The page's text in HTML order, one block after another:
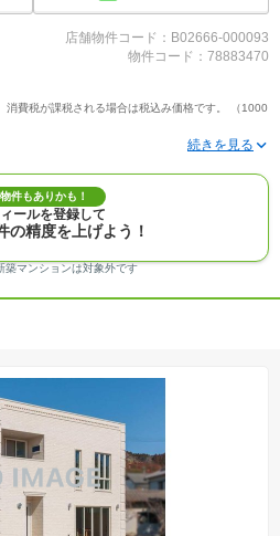
店舗物件コード：B02666-000093
物件コード：78883470
費税が課税される場合は税込み価格です。 （1000
間取り図に描かれている家具や車などは、特にコ
含まれません。
前に最終確認した情報です。
実際のものとは多少異なることがあります。
ョールームの画像の場合、今回販売の物件と異な
なる場合があります。
の住戸に該当しない項目もあります。
週間表示されます。
です。
が表記してある時、そのプラン例は特定の建築請
外で建てた場合、同様のものが同価格で建てられる
するものではありません。
る建物の建築請負契約が、一定期間内に成立する
いいます。建築請負契約成立に向けて設計プランを
る建物の設計協議をするために必要な相当の期間の
満たすプランが実現できたかどうかにより結論を出
されています。納得のいくプランが出来ず、建築請
件もありかも！
ールを登録して
の精度を上げよう！
マンションは対象外です